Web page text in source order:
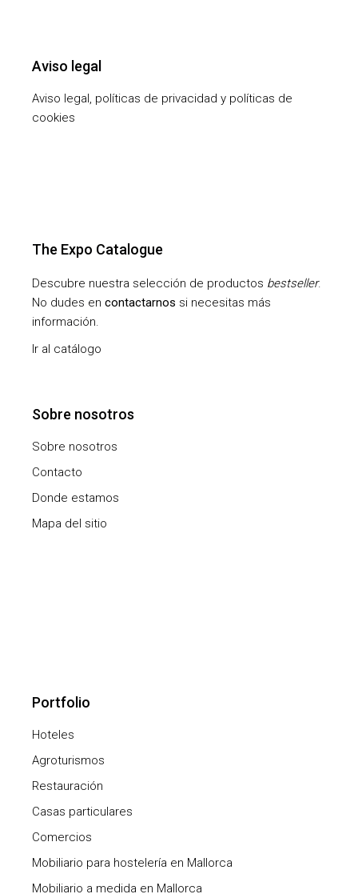
Aviso legal
Aviso legal, políticas de privacidad y políticas de
cookies
The Expo Catalogue
Descubre nuestra selección de productos bestseller.
No dudes encontactarnos si necesitas más
información.
Ir al catálogo
Sobre nosotros
Sobre nosotros
Contacto
Donde estamos
Mapa del sitio
Portfolio
Hoteles
Agroturismos
Restauración
Casas particulares
Comercios
Mobiliario para hostelería en Mallorca
Mobiliario a medida en Mallorca